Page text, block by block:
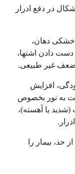
در دفع ادرار
دهان،
دست دادن اشتها،
غیر طبیعی.
افزایش
به نور بخصوص
(شدید یا آهسته)،
حد، بیمار را